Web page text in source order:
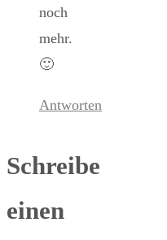
noch
mehr.
🙂
Antworten
Schreibe
einen